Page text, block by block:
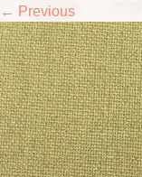
← Previous